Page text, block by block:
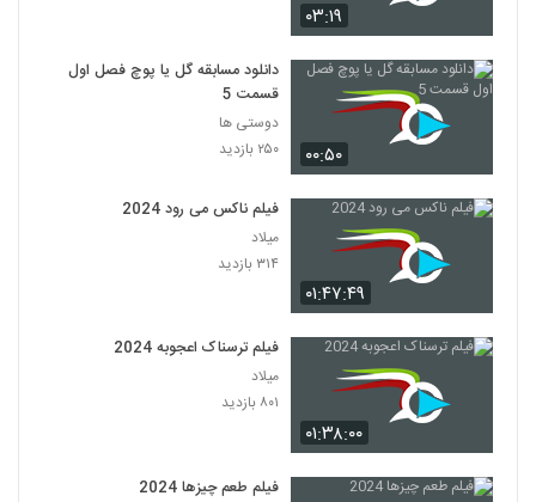
۰۳:۱۹
۰۰:۵۰
دانلود مسابقه گل یا پوچ فصل اول
قسمت 5
دوستی ها
۲۵۰ بازدید
۰۱:۴۷:۴۹
فیلم ناکس می رود 2024
میلاد
۳۱۴ بازدید
۰۱:۳۸:۰۰
فیلم ترسناک اعجوبه 2024
میلاد
۸۰۱ بازدید
فیلم طعم چیزها 2024